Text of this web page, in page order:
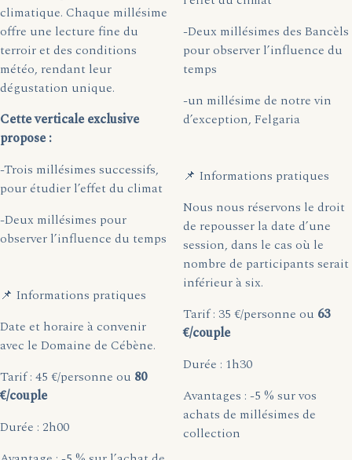
climatique. Chaque millésime
offre une lecture fine du
terroir et des conditions
météo, rendant leur
dégustation unique.
Cette verticale exclusive
propose :
-Trois millésimes successifs,
pour étudier l’effet du climat
-Deux millésimes pour
observer l’influence du temps
📌 Informations pratiques
Date et horaire à convenir
avec le Domaine de Cébène.
Tarif : 45 €/personne ou 80
€/couple
Durée : 2h00
-Deux millésimes des Bancèls
pour observer l’influence du
temps
-un millésime de notre vin
d’exception, Felgaria
📌 Informations pratiques
Nous nous réservons le droit
de repousser la date d’une
session, dans le cas où le
nombre de participants serait
inférieur à six.
Tarif : 35 €/personne ou 63
€/couple
Durée : 1h30
Avantages : -5 % sur vos
achats de millésimes de
collection